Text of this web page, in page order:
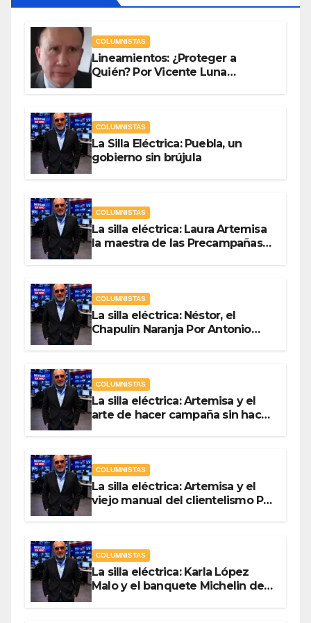
COLUMNISTAS
Lineamientos: ¿Proteger a
Quién? Por Vicente Luna
COLUMNISTAS
La Silla Eléctrica: Puebla, un
gobierno sin brújula
COLUMNISTAS
La silla eléctrica: Laura Artemisa
la maestra de las Precampañas
COLUMNISTAS
La silla eléctrica: Néstor, el
Chapulín Naranja Por Antonio
COLUMNISTAS
La silla eléctrica: Artemisa y el
arte de hacer campaña sin hacer
COLUMNISTAS
La silla eléctrica: Artemisa y el
viejo manual del clientelismo Por
COLUMNISTAS
La silla eléctrica: Karla López
Malo y el banquete Michelin del